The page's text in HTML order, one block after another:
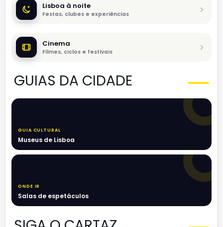
Lisboa à noite
Festas, clubes e experiências
Cinema
Filmes, ciclos e festivais
GUIAS DA CIDADE
GUIA CULTURAL
Museus de Lisboa
ONDE IR
Salas de espetáculos